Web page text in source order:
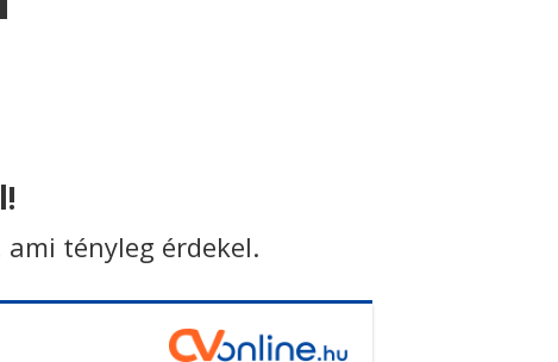
tényleg érdekel.